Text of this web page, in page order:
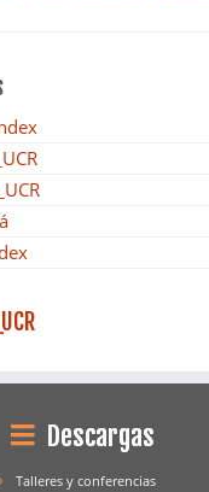
Descargas
Talleres y conferencias